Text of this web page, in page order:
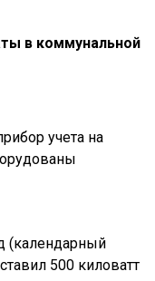
в коммунальной
учета на
(календарный
500 киловатт